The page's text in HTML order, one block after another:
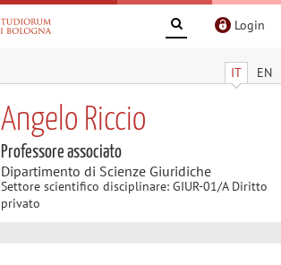
Login
IT EN
Angelo Riccio
Professore associato
Dipartimento di Scienze Giuridiche
Settore scientifico disciplinare: GIUR-01/A Diritto
privato